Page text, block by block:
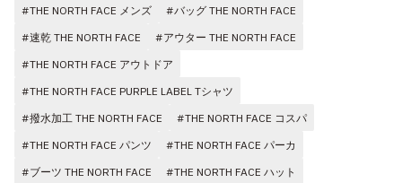
#THE NORTH FACE メンズ
#バッグ THE NORTH FACE
#速乾 THE NORTH FACE
#アウター THE NORTH FACE
#THE NORTH FACE アウトドア
#THE NORTH FACE PURPLE LABEL Tシャツ
#撥水加工 THE NORTH FACE
#THE NORTH FACE コスパ
#THE NORTH FACE パンツ
#THE NORTH FACE パーカ
#ブーツ THE NORTH FACE
#THE NORTH FACE ハット